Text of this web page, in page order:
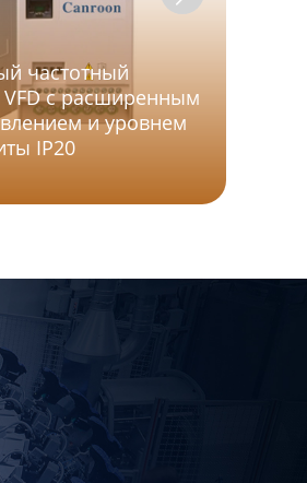
частотный
VFD с расширенным
и уровнем
IP20